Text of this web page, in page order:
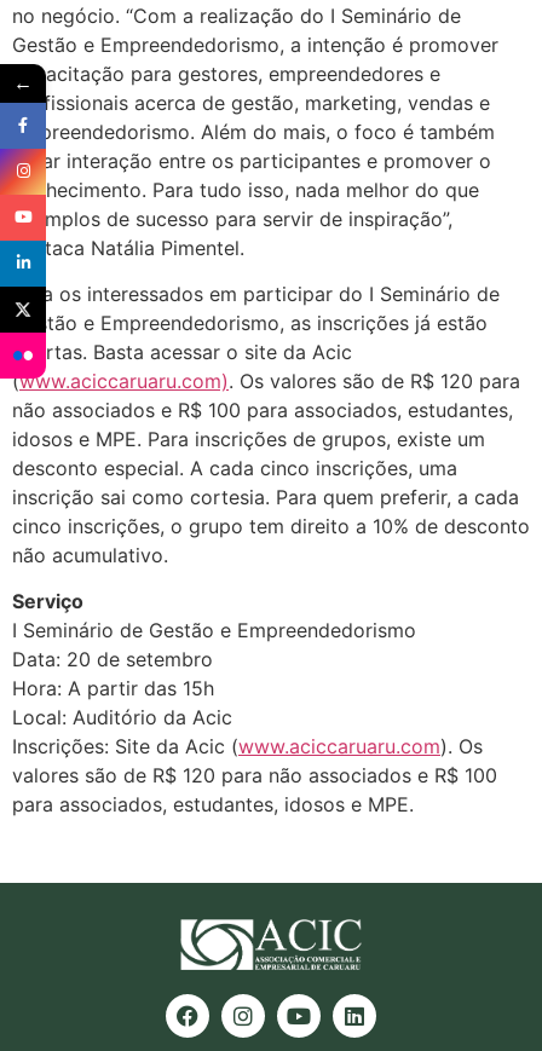
no negócio. “Com a realização do I Seminário de
Gestão e Empreendedorismo, a intenção é promover
capacitação para gestores, empreendedores e
profissionais acerca de gestão, marketing, vendas e
empreendedorismo. Além do mais, o foco é também
gerar interação entre os participantes e promover o
conhecimento. Para tudo isso, nada melhor do que
exemplos de sucesso para servir de inspiração”,
destaca Natália Pimentel.
Para os interessados em participar do I Seminário de
Gestão e Empreendedorismo, as inscrições já estão
abertas. Basta acessar o site da Acic
(www.aciccaruaru.com). Os valores são de R$ 120 para
não associados e R$ 100 para associados, estudantes,
idosos e MPE. Para inscrições de grupos, existe um
desconto especial. A cada cinco inscrições, uma
inscrição sai como cortesia. Para quem preferir, a cada
cinco inscrições, o grupo tem direito a 10% de desconto
não acumulativo.
Serviço
I Seminário de Gestão e Empreendedorismo
Data: 20 de setembro
Hora: A partir das 15h
Local: Auditório da Acic
Inscrições: Site da Acic (www.aciccaruaru.com). Os
valores são de R$ 120 para não associados e R$ 100
para associados, estudantes, idosos e MPE.
←